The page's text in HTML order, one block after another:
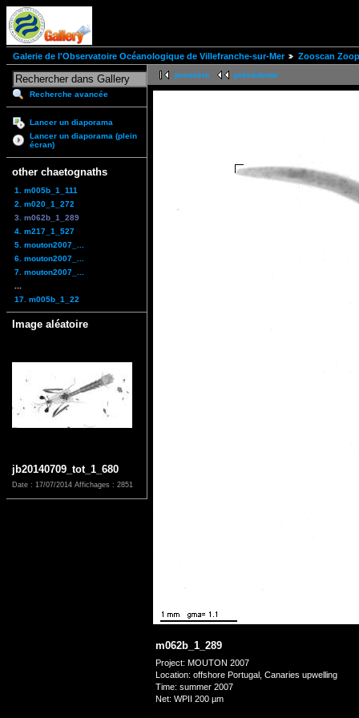
Galerie de l'Observatoire Océanologique de Villefranche-sur-Mer Zooscan
Recherche avancée
Lancer un diaporama
Lancer un diaporama (plein
écran)
other chaetognaths
1. m005b_1_111
2. m020_1_272
3. m062b_1_289
4. m217_1_527
5. mouton2007_...
6. mouton2007_...
7. mouton2007_...
17. m005b_1_22
Image aléatoire
jb20140709_tot_1_680
Date : 17/07/2014 Affichages : 2851
première précédente
m062b_1_289
Project: MOUTON 2007
Location: offshore Portugal, Canaries upwelling
Time: summer 2007
Net: WPII 200 µm